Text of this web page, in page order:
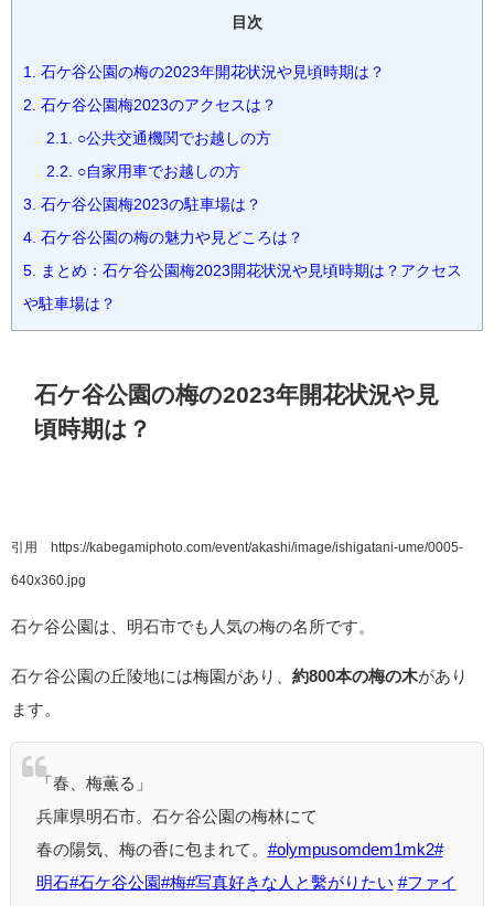
目次
1. 石ケ谷公園の梅の2023年開花状況や見頃時期は？
2. 石ケ谷公園梅2023のアクセスは？
2.1. ○公共交通機関でお越しの方
2.2. ○自家用車でお越しの方
3. 石ケ谷公園梅2023の駐車場は？
4. 石ケ谷公園の梅の魅力や見どころは？
5. まとめ：石ケ谷公園梅2023開花状況や見頃時期は？アクセス
や駐車場は？
石ケ谷公園の梅の2023年開花状況や見
頃時期は？
引用 https://kabegamiphoto.com/event/akashi/image/ishigatani-ume/0005-
640x360.jpg
石ケ谷公園は、明石市でも人気の梅の名所です。
石ケ谷公園の丘陵地には梅園があり、 約800本の梅の木があり
ます。
「春、梅薫る」
兵庫県明石市。石ケ谷公園の梅林にて
春の陽気、梅の香に包まれて。 #olympusomdem1mk2#
明石#石ケ谷公園 #梅#写真好きな人と繫がりたい #ファイ